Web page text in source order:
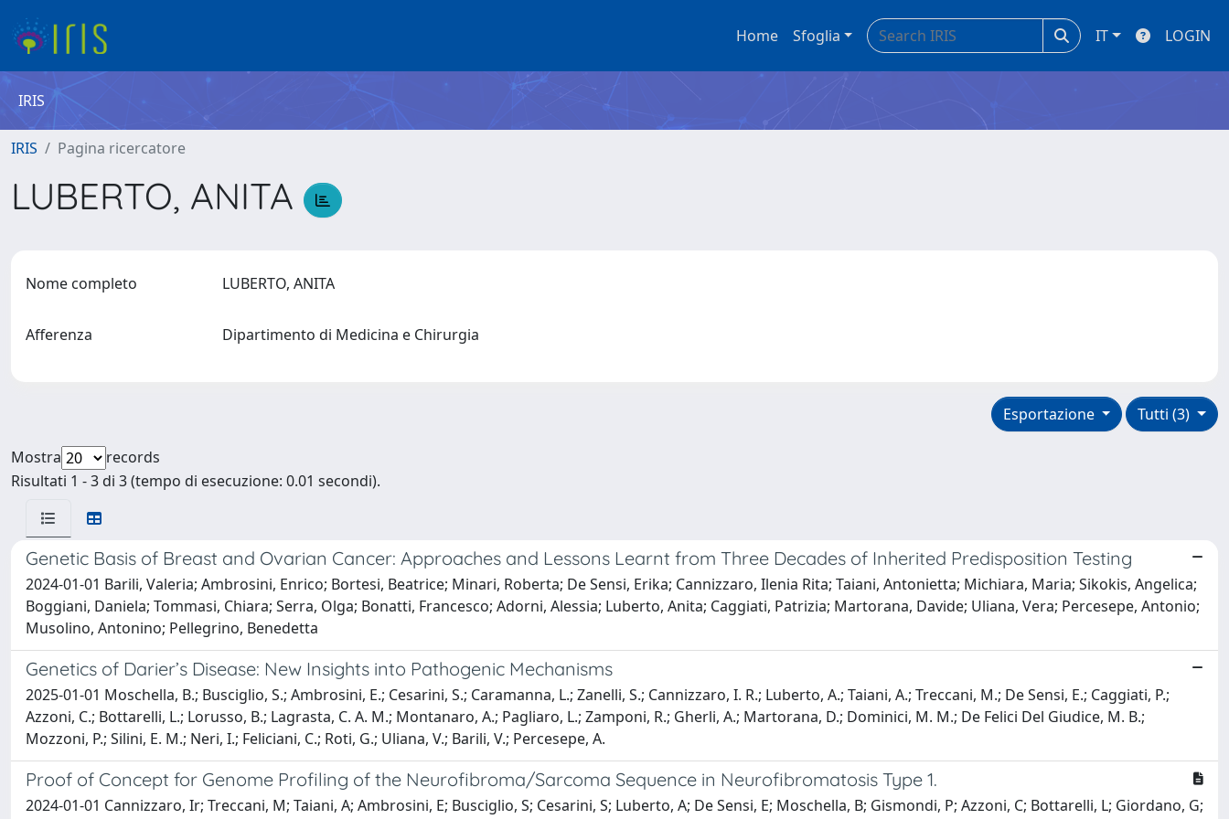
Home Sfoglia IT LOGIN
IRIS
IRIS Pagina ricercatore
LUBERTO, ANITA
Nome completo LUBERTO, ANITA
Afferenza Dipartimento di Medicina e Chirurgia
Tutti (3)
Esportazione
Mostra
records
Risultati 1 - 3 di 3 (tempo di esecuzione: 0.01 secondi).
Genetic Basis of Breast and Ovarian Cancer: Approaches and Lessons Learnt from Three Decades of Inherited Predisposition Testing
2024-01-01 Barili, Valeria; Ambrosini, Enrico; Bortesi, Beatrice; Minari, Roberta; De Sensi, Erika; Cannizzaro, Ilenia Rita; Taiani, Antonietta; Michiara, Maria; Sikokis, Angelica;
Boggiani, Daniela; Tommasi, Chiara; Serra, Olga; Bonatti, Francesco; Adorni, Alessia; Luberto, Anita; Caggiati, Patrizia; Martorana, Davide; Uliana, Vera; Percesepe, Antonio;
Musolino, Antonino; Pellegrino, Benedetta
Genetics of Darier’s Disease: New Insights into Pathogenic Mechanisms
2025-01-01 Moschella, B.; Busciglio, S.; Ambrosini, E.; Cesarini, S.; Caramanna, L.; Zanelli, S.; Cannizzaro, I. R.; Luberto, A.; Taiani, A.; Treccani, M.; De Sensi, E.; Caggiati, P.;
Azzoni, C.; Bottarelli, L.; Lorusso, B.; Lagrasta, C. A. M.; Montanaro, A.; Pagliaro, L.; Zamponi, R.; Gherli, A.; Martorana, D.; Dominici, M. M.; De Felici Del Giudice, M. B.;
Mozzoni, P.; Silini, E. M.; Neri, I.; Feliciani, C.; Roti, G.; Uliana, V.; Barili, V.; Percesepe, A.
Proof of Concept for Genome Profiling of the Neurofibroma/Sarcoma Sequence in Neurofibromatosis Type 1.
2024-01-01 Cannizzaro, Ir; Treccani, M; Taiani, A; Ambrosini, E; Busciglio, S; Cesarini, S; Luberto, A; De Sensi, E; Moschella, B; Gismondi, P; Azzoni, C; Bottarelli, L; Giordano, G;